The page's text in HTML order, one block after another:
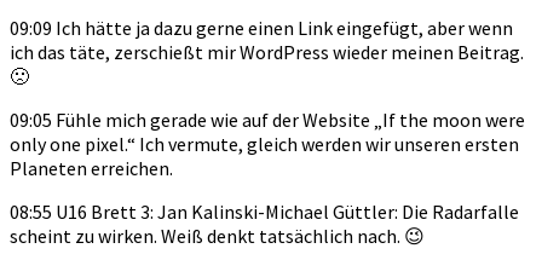
09:09 Ich hätte ja dazu gerne einen Link eingefügt, aber wenn
ich das täte, zerschießt mir WordPress wieder meinen Beitrag.
🙁
09:05 Fühle mich gerade wie auf der Website „If the moon were
only one pixel.“ Ich vermute, gleich werden wir unseren ersten
Planeten erreichen.
08:55 U16 Brett 3: Jan Kalinski-Michael Güttler: Die Radarfalle
scheint zu wirken. Weiß denkt tatsächlich nach. 😉